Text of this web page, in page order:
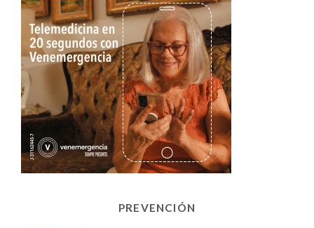
PREVENCIÓN